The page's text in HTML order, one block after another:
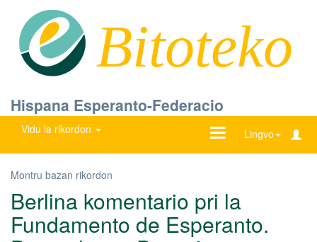
Bitoteko
Hispana Esperanto-Federacio
Vidu la rikordon Lingvo
Ŝanĝu
Montru bazan rikordon
Berlina komentario pri la
Fundamento de Esperanto.